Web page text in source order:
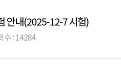
안내(2025-12-7 시험)
수 : 14284